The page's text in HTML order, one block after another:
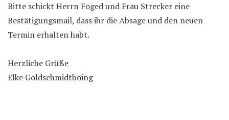
Bitte schickt Herrn Foged und Frau Strecker eine
Bestätigungsmail, dass ihr die Absage und den neuen
Termin erhalten habt.
Herzliche Grüße
Elke Goldschmidtböing